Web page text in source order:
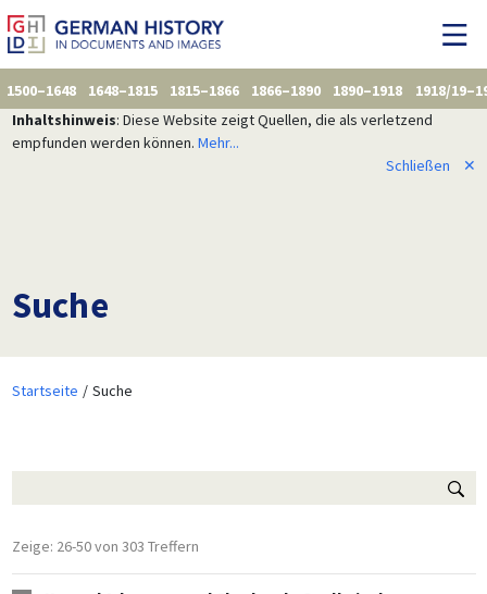
1500–1648 1648–1815 1815–1866 1866–1890 1890–1918
1918/
Inhaltshinweis: Diese Website zeigt Quellen, die als verletzend
empfunden werden können. Mehr...
Schließen
✕
Suche
Startseite Suche
Zeige: 26-50 von 303 Treffern